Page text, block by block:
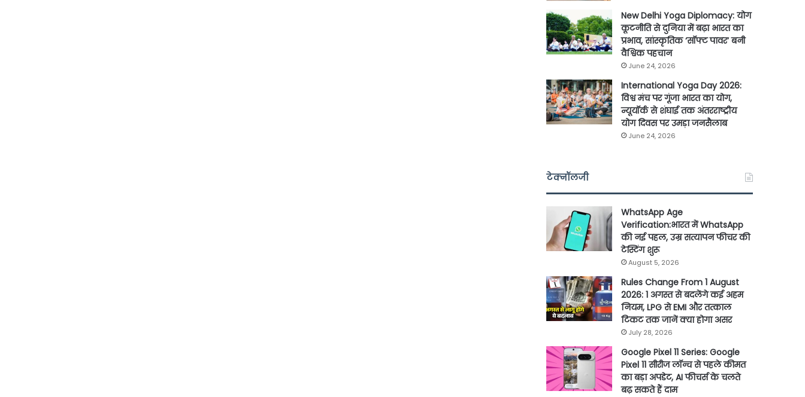
New Delhi Yoga Diplomacy: योग
कूटनीति से दुनिया में बढ़ा भारत का
प्रभाव, सांस्कृतिक ‘सॉफ्ट पावर’ बनी
वैश्विक पहचान
June 24, 2026
International Yoga Day 2026:
विश्व मंच पर गूंजा भारत का योग,
न्यूयॉर्क से शंघाई तक अंतरराष्ट्रीय
योग दिवस पर उमड़ा जनसैलाब
June 24, 2026
टेक्नॉलजी
WhatsApp Age
Verification:भारत में WhatsApp
की नई पहल, उम्र सत्यापन फीचर की
टेस्टिंग शुरू
August 5, 2026
Rules Change From 1 August
2026: 1 अगस्त से बदलेंगे कई अहम
नियम, LPG से EMI और तत्काल
टिकट तक जानें क्या होगा असर
July 28, 2026
Google Pixel 11 Series: Google
Pixel 11 सीरीज लॉन्च से पहले कीमत
का बड़ा अपडेट, AI फीचर्स के चलते
बढ़ सकते हैं दाम